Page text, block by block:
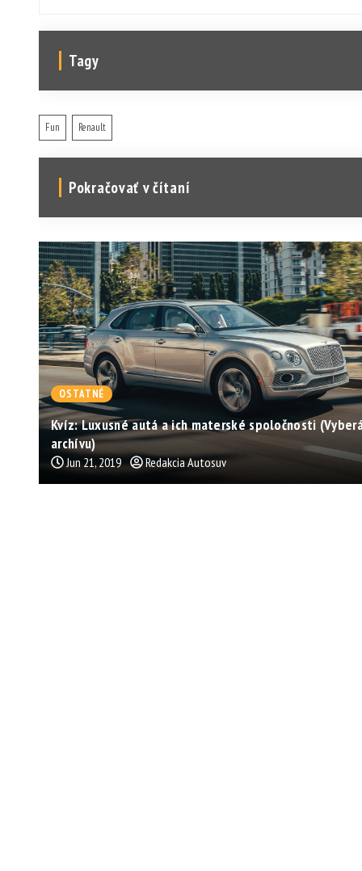
Tagy
Fun Renault
Pokračovať v čítaní
OSTATNÉ
Kvíz: Luxusné autá a ich materské spoločnosti
archívu)
Jun 21, 2019 Redakcia Autosuv